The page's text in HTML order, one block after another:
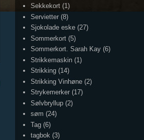
Sekkekort (1)
Servietter (8)
Sjokolade eske (27)
Sommerkort (5)
Sommerkort. Sarah Kay (6)
Strikkemaskin (1)
Strikking (14)
Strikking Vinhøne (2)
Strykemerker (17)
Sølvbryllup (2)
søm (24)
Tag (6)
tagbok (3)